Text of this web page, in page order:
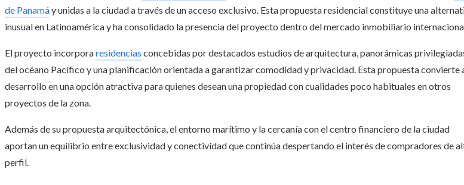
de Panamáy unidas a la ciudad a través de un acceso exclusivo. Esta propuesta residencial constituye una
inusual en Latinoamérica y ha consolidado la presencia del proyecto dentro del mercado inmobiliario
El proyecto incorporaresidencias concebidas por destacados estudios de arquitectura, panorámicas
del océano Pacífico y una planificación orientada a garantizar comodidad y privacidad. Esta propuesta convierte
desarrollo en una opción atractiva para quienes desean una propiedad con cualidades poco habituales en otros
proyectos de la zona.
Además de su propuesta arquitectónica, el entorno marítimo y la cercanía con el centro financiero de la ciudad
aportan un equilibrio entre exclusividad y conectividad que continúa despertando el interés de compradores de
perfil.